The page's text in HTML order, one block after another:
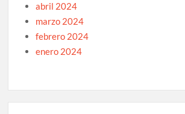
abril 2024
marzo 2024
febrero 2024
enero 2024